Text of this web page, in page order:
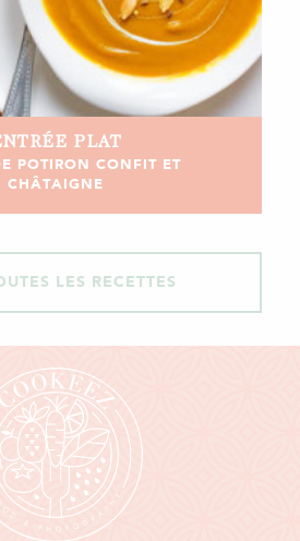
PLAT
POTIRON CONFIT ET
CHÂTAIGNE
LES RECETTES